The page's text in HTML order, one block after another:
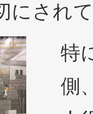
にされ
特
側